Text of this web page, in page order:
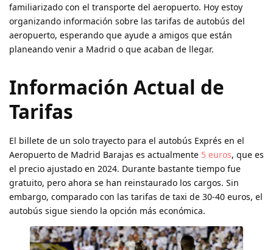
familiarizado con el transporte del aeropuerto. Hoy estoy
organizando información sobre las tarifas de autobús del
aeropuerto, esperando que ayude a amigos que están
planeando venir a Madrid o que acaban de llegar.
Información Actual de
Tarifas
El billete de un solo trayecto para el autobús Exprés en el
Aeropuerto de Madrid Barajas es actualmente 5 euros, que es
el precio ajustado en 2024. Durante bastante tiempo fue
gratuito, pero ahora se han reinstaurado los cargos. Sin
embargo, comparado con las tarifas de taxi de 30-40 euros, el
autobús sigue siendo la opción más económica.